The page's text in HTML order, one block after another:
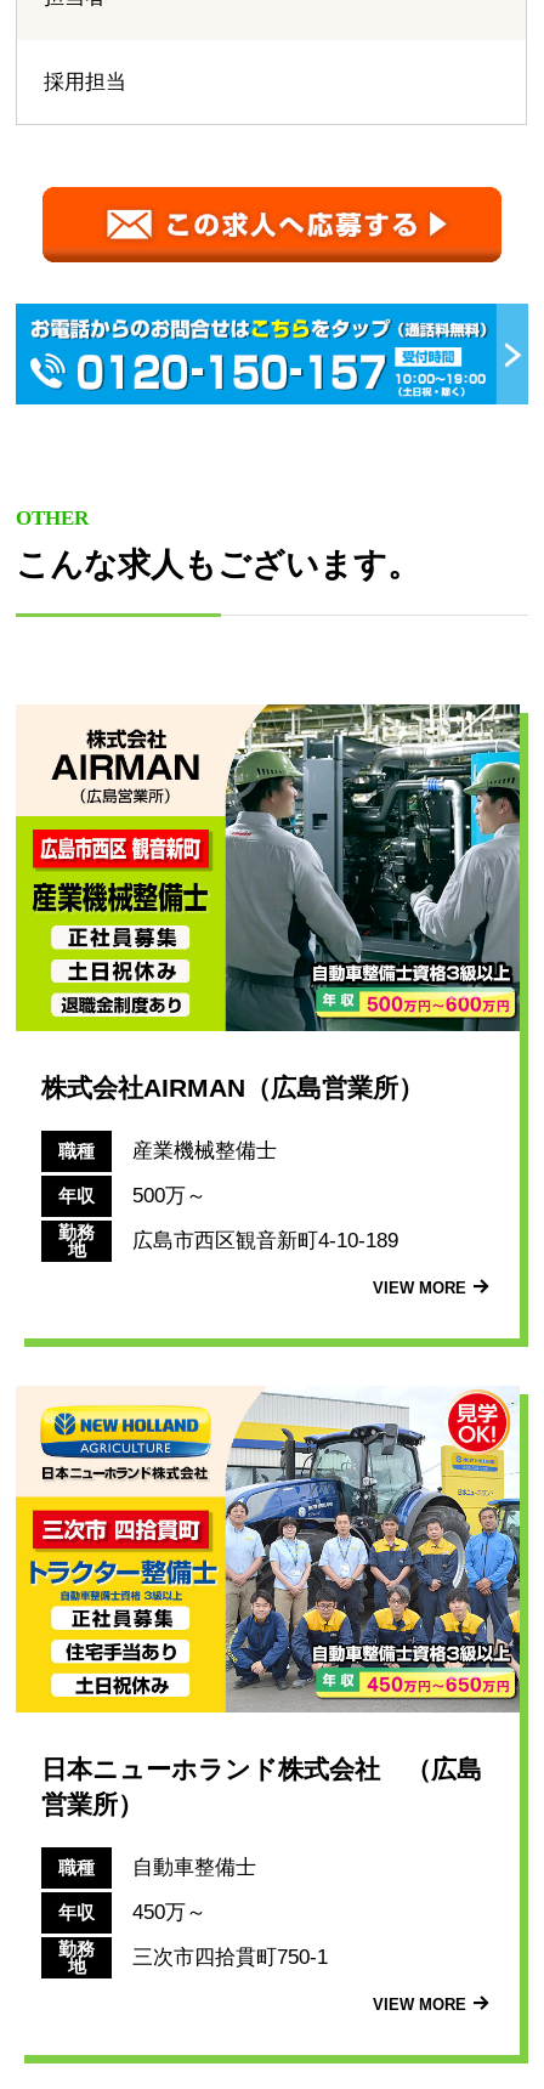
採用担当
OTHER
こんな求人もございます。
株式会社AIRMAN（広島営業所）
職種 産業機械整備士
年収 500万～
勤務
地
広島市西区観音新町4-10-189
VIEW MORE
日本ニューホランド株式会社 （広島
営業所）
職種 自動車整備士
年収 450万～
勤務
地
三次市四拾貫町750-1
VIEW MORE